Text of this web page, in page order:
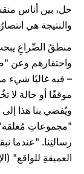
حل، بين أناس
والنتيجة هي
منطقُ الصِّراعِ
واحتقارهم وعن
– فيه غالبًا شيء
موقفًا أو حالة لا
ويُفضي بنا هذا
"مجموعاتِ مُغلقة"
رسالتِنا. "عندما
العميقةِ للواقع"